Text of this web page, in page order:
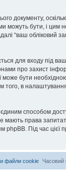
документу,
можуть бути, і цим
“ваш обліковий
для входу під
про захист
може бути
того, в
способом
не мають права
phpBB. Під час цієї
Часовий
файли cookie